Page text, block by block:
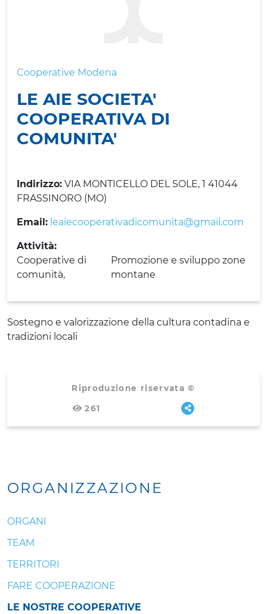
Cooperative Modena
LE AIE SOCIETA'
COOPERATIVA DI
COMUNITA'
Indirizzo: VIA MONTICELLO DEL SOLE, 1 41044
FRASSINORO (MO)
Email: leaiecooperativadicomunita@gmail.com
Attività:
Cooperative di
comunità
Promozione e sviluppo zone
montane
Sostegno e valorizzazione della cultura contadina e
tradizioni locali
Riproduzione riservata ©
261
ORGANIZZAZIONE
ORGANI
TEAM
TERRITORI
FARE COOPERAZIONE
LE NOSTRE COOPERATIVE